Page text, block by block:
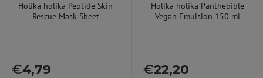
Holika holika Peptide Skin
Rescue Mask Sheet
€4,79
Holika holika Panthebible
Vegan Emulsion 150 ml
€22,20